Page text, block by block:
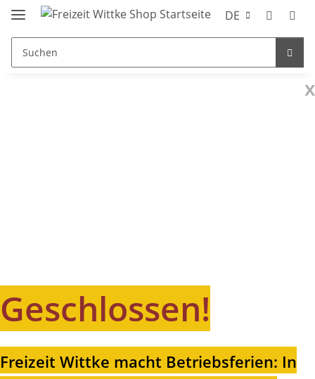
DE
x
Geschlossen!
Freizeit Wittke macht Betriebsferien: In